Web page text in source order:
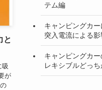
と
吸
が
テム編
キャンピングカ
突入電流による影
キャンピングカ
レキシブルどっち